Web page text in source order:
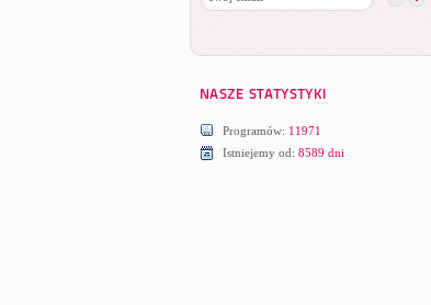
Programów: 11971
Istniejemy od: 8589 dni